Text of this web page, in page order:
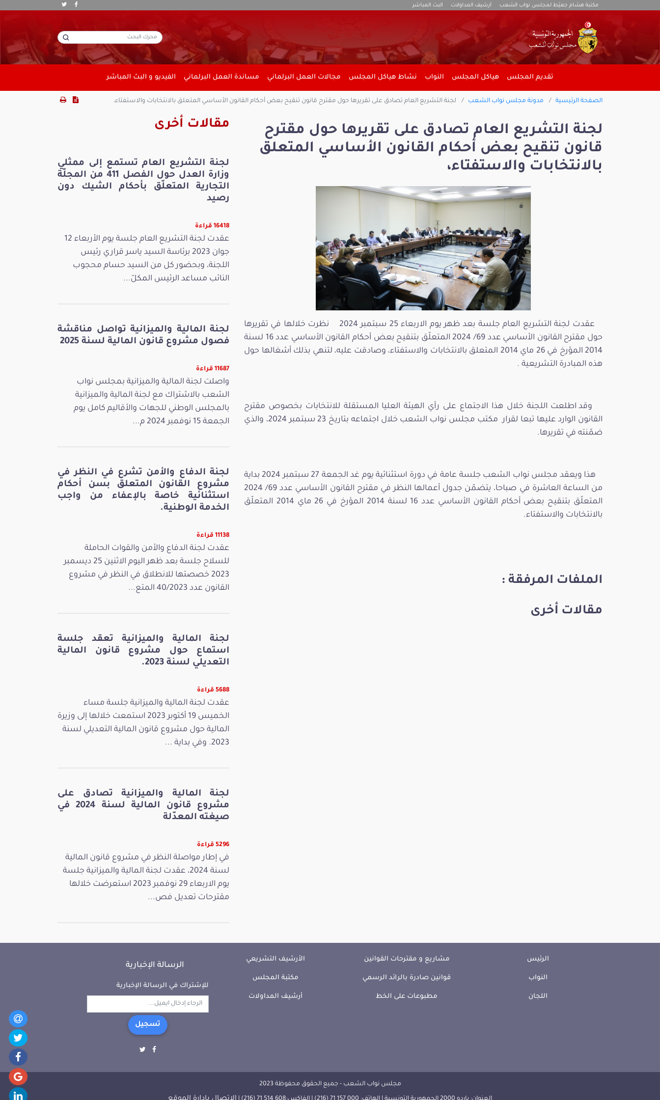
مكتبة هشام جعيّط لمجلس نواب الشعب أرشيف المداولات البث المباشر
تقديم المجلس هياكل المجلس النواب نشاط هياكل المجلس مجالات العمل البرلماني مساندة العمل البرلماني الفيديو و البث المباشر
الصفحة الرئيسية مدونة مجلس نواب الشعب لجنة التشريع العام تصادق على تقريرها حول مقترح قانون تنقيح بعض أحكام القانون الأساسي المتعلق بالانتخابات والاستفتاء،
لجنة التشريع العام تصادق على تقريرها حول مقترح
قانون تنقيح بعض أحكام القانون الأساسي المتعلق
بالانتخابات والاستفتاء،
عقدت لجنة التشريع العام جلسة بعد ظهر يوم الاربعاء 25 سبتمبر 2024 نظرت خلالها في تقريرها
حول مقترح القانون الأساسي عدد 69/ 2024 المتعلّق بتنقيح بعض أحكام القانون الأساسي عدد 16 لسنة
2014 المؤرخ في 26 ماي 2014 المتعلق بالانتخابات والاستفتاء، وصادقت عليه، لتنهي بذلك أشغالها حول
هذه المبادرة التشريعية .
وقد اطلعت اللجنة خلال هذا الاجتماع على رأي الهيئة العليا المستقلة للانتخابات بخصوص مقترح
القانون الوارد عليها تبعا لقرار مكتب مجلس نواب الشعب خلال اجتماعه بتاريخ 23 سبتمبر 2024، والذي
ضمّنته في تقريرها.
هذا ويعقد مجلس نواب الشعب جلسة عامة في دورة استثنائية يوم غد الجمعة 27 سبتمبر 2024 بداية
من الساعة العاشرة في صباحا، يتضمّن جدول أعمالها النظر في مقترح القانون الأساسي عدد 69/ 2024
المتعلّق بتنقيح بعض أحكام القانون الأساسي عدد 16 لسنة 2014 المؤرخ في 26 ماي 2014 المتعلّق
بالانتخابات والاستفتاء.
الملفات المرفقة :
مقالات أخرى
مقالات أخرى
لجنة التشريع العام تستمع إلى ممثلي
وزارة العدل حول الفصل 411 من المجلّة
التجارية المتعلّق بأحكام الشيك دون
رصيد
16418 قراءة
عقدت لجنة التشريع العام جلسة يوم الأربعاء 12
جوان 2023 برئاسة السيد ياسر قراري رئيس
اللجنة، وبحضور كل من السيد حسام محجوب
النائب مساعد الرئيس المكلّ...
لجنة المالية والميزانية تواصل مناقشة
فصول مشروع قانون المالية لسنة 2025
11687 قراءة
واصلت لجنة المالية والميزانية بمجلس نواب
الشعب بالاشتراك مع لجنة المالية والميزانية
بالمجلس الوطني للجهات والأقاليم كامل يوم
الجمعة 15 نوفمبر 2024 م...
لجنة الدفاع والأمن تشرع في النظر في
مشروع القانون المتعلق بسن أحكام
استثنائية خاصة بالإعفاء من واجب
الخدمة الوطنية.
11138 قراءة
عقدت لجنة الدفاع والأمن والقوات الحاملة
للسلاح جلسة بعد ظهر اليوم الاثنين 25 ديسمبر
2023 خصصتها للانطلاق في النظر في مشروع
القانون عدد 40/2023 المتع...
لجنة المالية والميزانية تعقد جلسة
استماع حول مشروع قانون المالية
التعديلي لسنة 2023.
5688 قراءة
عقدت لجنة المالية والميزانية جلسة مساء
الخميس 19 أكتوبر 2023 استمعت خلالها إلى وزيرة
المالية حول مشروع قانون المالية التعديلي لسنة
2023. وفي بداية ...
لجنة المالية والميزانية تصادق على
مشروع قانون المالية لسنة 2024 في
صيغته المعدّلة
5296 قراءة
في إطار مواصلة النظر في مشروع قانون المالية
لسنة 2024، عقدت لجنة المالية والميزانية جلسة
يوم الاربعاء 29 نوفمبر 2023 استعرضت خلالها
مقترحات تعديل فص...
الرئيس
النواب
اللجان
مشاريع و مقترحات القوانين
قوانين صادرة بالرائد الرسمي
مطبوعات على الخط
الأرشيف التشريعي
مكتبة المجلس
أرشيف المداولات
الرسالة الإخبارية
للإشتراك في الرسالة الإخبارية
تسجيل
مجلس نواب الشعب - جميع الحقوق محفوظة 2023